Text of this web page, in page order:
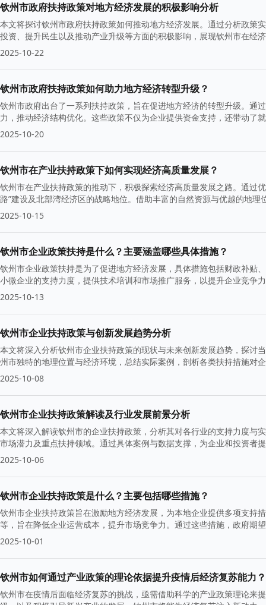
钦州市政府扶持政策对地方经济发展的积极影响分析
本文将探讨钦州市政府扶持政策如何推动地方经济发展。通过分析政策
投资、提升民生以及推动产业升级等方面的积极影响，展现钦州市在经
2025-10-22
钦州市政府扶持政策如何助力地方经济转型升级？
钦州市政府出台了一系列扶持政策，旨在促进地方经济的转型升级。通
力，推动经济结构优化。这些政策不仅为企业提供资金支持，还带动了
2025-10-20
钦州市在产业扶持政策下如何实现经济高质量发展？
钦州市在产业扶持政策的推动下，积极探索经济高质量发展之路。通过
路”建设及北部湾经济区的战略地位。借助丰富的自然资源与优越的地
长。
2025-10-15
钦州市企业政策扶持是什么？主要涵盖哪些具体措施？
钦州市企业政策扶持是为了促进地方经济发展，具体措施包括财政补贴
小微企业的支持力度，提供技术培训和市场推广服务，以提升企业竞争
2025-10-13
钦州市企业扶持政策与创新发展趋势分析
本文将深入分析钦州市企业扶持政策的现状与未来创新发展趋势，探讨
州市独特的地理位置与经济环境，总结实际案例，剖析各类扶持措施对
2025-10-08
钦州市企业扶持政策解读及行业发展前景分析
本文将深入解读钦州市的企业扶持政策，分析其对各行业的支持力度与
市场潜力及重点扶持领域。通过具体案例与数据支撑，为企业和投资者
2025-10-06
钦州市企业扶持政策是什么？主要包括哪些措施？
钦州市企业扶持政策旨在激励地方经济发展，为本地企业提供多项支持
等，旨在降低企业运营成本，提升市场竞争力。通过这些措施，政府期
2025-10-01
钦州市如何通过产业政策的理论依据提升疫情后经济复苏能力？
钦州市在疫情后面临经济复苏的挑战，亟需借助科学的产业政策理论来